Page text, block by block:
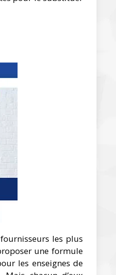
les plus
une formule
les enseignes de